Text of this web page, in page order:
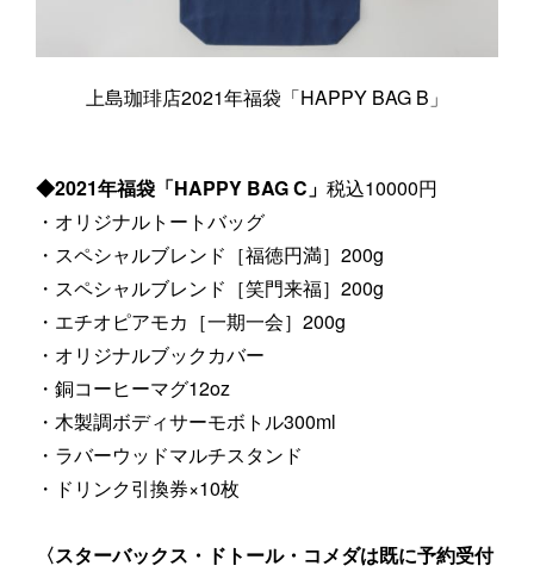
上島珈琲店2021年福袋「HAPPY BAG B」
◆2021年福袋「HAPPY BAG C」 税込10000円
・オリジナルトートバッグ
・スペシャルブレンド［福徳円満］200g
・スペシャルブレンド［笑門来福］200g
・エチオピアモカ［一期一会］200g
・オリジナルブックカバー
・銅コーヒーマグ12oz
・木製調ボディサーモボトル300ml
・ラバーウッドマルチスタンド
・ドリンク引換券×10枚
〈スターバックス・ドトール・コメダは既に予約受付